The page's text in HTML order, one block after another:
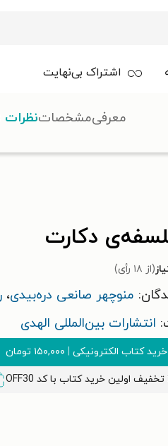
اشتراک بی‌نهایت
دکارت
(از ۱۸ رأی)
منوچهر صانعی دره‌بیدی،
انتشارات بین‌المللی الهدی
خرید کتاب الکترونیکی | ۱۵۰,۰۰۰ تومان
OFF30
معرفیمشخصاتنظرات